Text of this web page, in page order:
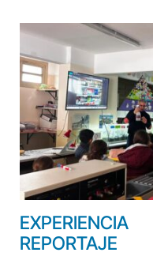
EXPERIENCIA
REPORTAJE